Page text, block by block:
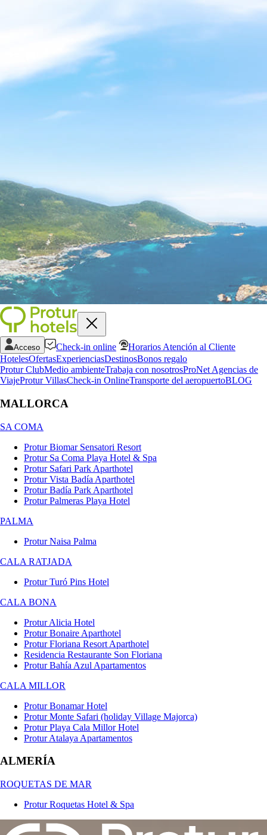
Acceso Check-in online
Horarios Atención al Cliente
HotelesOfertasExperienciasDestinosBonos regalo
Protur ClubMedio ambienteTrabaja con nosotrosProNet Agencias de
ViajeProtur VillasCheck-in OnlineTransporte del aeropuertoBLOG
MALLORCA
SA COMA
Protur Biomar Sensatori Resort
Protur Sa Coma Playa Hotel & Spa
Protur Safari Park Aparthotel
Protur Vista Badía Aparthotel
Protur Badía Park Aparthotel
Protur Palmeras Playa Hotel
PALMA
Protur Naisa Palma
CALA RATJADA
Protur Turó Pins Hotel
CALA BONA
Protur Alicia Hotel
Protur Bonaire Aparthotel
Protur Floriana Resort Aparthotel
Residencia Restaurante Son Floriana
Protur Bahía Azul Apartamentos
CALA MILLOR
Protur Bonamar Hotel
Protur Monte Safari (holiday Village Majorca)
Protur Playa Cala Millor Hotel
Protur Atalaya Apartamentos
ALMERÍA
ROQUETAS DE MAR
Protur Roquetas Hotel & Spa